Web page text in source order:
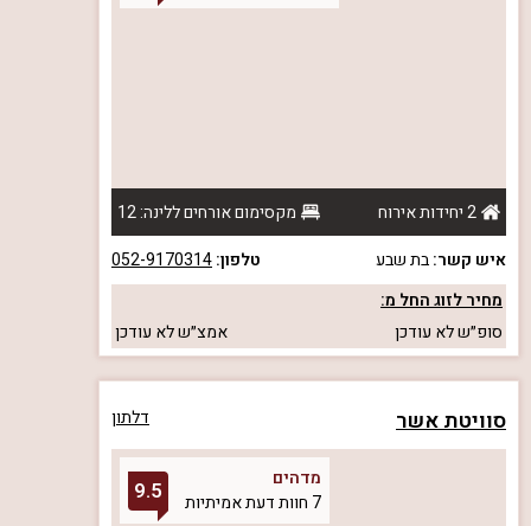
2 יחידות אירוח
מקסימום אורחים ללינה: 12
איש קשר:בת שבע טלפון:052-9170314
מחיר לזוג החל מ:
סופ״שלא עודכן אמצ״שלא עודכן
סוויטת אשר דלתון
מדהים
7 חוות דעת אמיתיות
9.5